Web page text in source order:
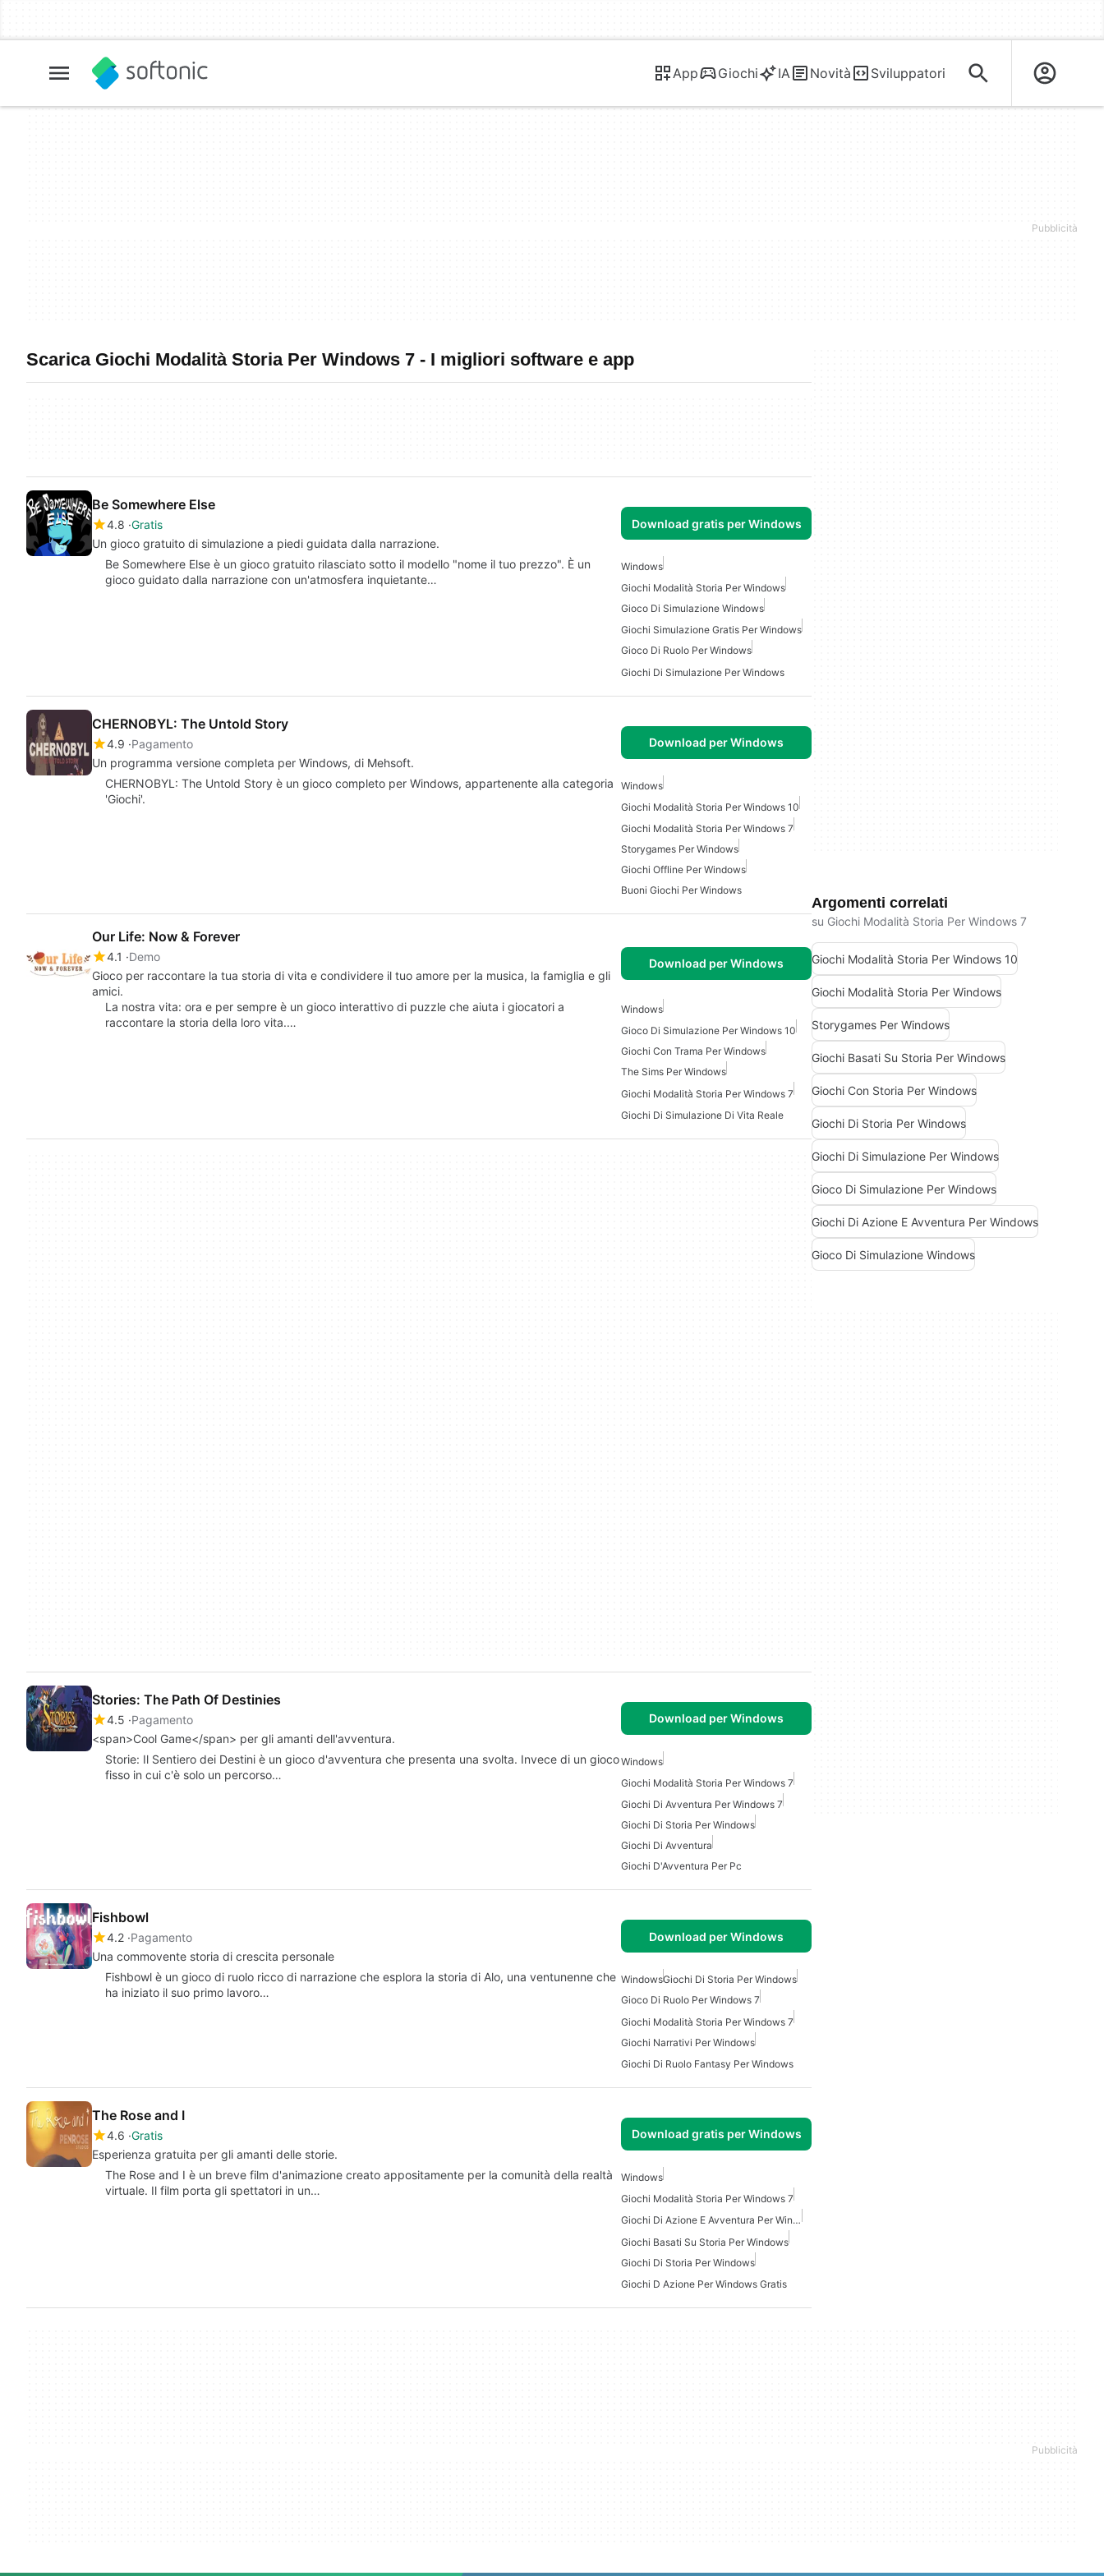
App Giochi IA Novità Sviluppatori
Scarica Giochi Modalità Storia Per Windows 7 - I migliori software e app
Be Somewhere Else
4.8 Gratis
Un gioco gratuito di simulazione a piedi guidata dalla narrazione.
Download gratis per Windows
Be Somewhere Else è un gioco gratuito rilasciato sotto il modello "nome il tuo prezzo". È un
gioco guidato dalla narrazione con un'atmosfera inquietante…
Windows
Giochi Modalità Storia Per Windows
Gioco Di Simulazione Windows
Giochi Simulazione Gratis Per Windows
Gioco Di Ruolo Per Windows
Giochi Di Simulazione Per Windows
CHERNOBYL: The Untold Story
4.9 Pagamento
Un programma versione completa per Windows, di Mehsoft.
Download per Windows
CHERNOBYL: The Untold Story è un gioco completo per Windows, appartenente alla categoria
'Giochi'.
Windows
Giochi Modalità Storia Per Windows 10
Giochi Modalità Storia Per Windows 7
Storygames Per Windows
Giochi Offline Per Windows
Buoni Giochi Per Windows
Our Life: Now & Forever
4.1
Demo
Gioco per raccontare la tua storia di vita e condividere il tuo amore per la musica, la famiglia e gli
amici.
Download per Windows
La nostra vita: ora e per sempre è un gioco interattivo di puzzle che aiuta i giocatori a
raccontare la storia della loro vita.…
Windows
Gioco Di Simulazione Per Windows 10
Giochi Con Trama Per Windows
The Sims Per Windows
Giochi Modalità Storia Per Windows 7
Giochi Di Simulazione Di Vita Reale
Stories: The Path Of Destinies
4.5 Pagamento
<span>Cool Game</span> per gli amanti dell'avventura.
Download per Windows
Storie: Il Sentiero dei Destini è un gioco d'avventura che presenta una svolta. Invece di un gioco
fisso in cui c'è solo un percorso…
Windows
Giochi Modalità Storia Per Windows 7
Giochi Di Avventura Per Windows 7
Giochi Di Storia Per Windows
Giochi Di Avventura
Giochi D'Avventura Per Pc
Fishbowl
4.2 Pagamento
Una commovente storia di crescita personale
Download per Windows
Fishbowl è un gioco di ruolo ricco di narrazione che esplora la storia di Alo, una ventunenne che
ha iniziato il suo primo lavoro…
WindowsGiochi Di Storia Per Windows
Gioco Di Ruolo Per Windows 7
Giochi Modalità Storia Per Windows 7
Giochi Narrativi Per Windows
Giochi Di Ruolo Fantasy Per Windows
The Rose and I
4.6 Gratis
Esperienza gratuita per gli amanti delle storie.
Download gratis per Windows
The Rose and I è un breve film d'animazione creato appositamente per la comunità della realtà
virtuale. Il film porta gli spettatori in un…
Windows
Giochi Modalità Storia Per Windows 7
Giochi Di Azione E Avventura Per Windows Gratis
Giochi Basati Su Storia Per Windows
Giochi Di Storia Per Windows
Giochi D Azione Per Windows Gratis
Argomenti correlati
su Giochi Modalità Storia Per Windows 7
Giochi Modalità Storia Per Windows 10
Giochi Modalità Storia Per Windows
Storygames Per Windows
Giochi Basati Su Storia Per Windows
Giochi Con Storia Per Windows
Giochi Di Storia Per Windows
Giochi Di Simulazione Per Windows
Gioco Di Simulazione Per Windows
Giochi Di Azione E Avventura Per Windows
Gioco Di Simulazione Windows